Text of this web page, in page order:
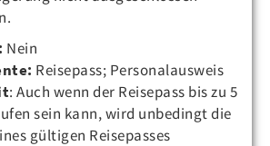
Nein
Reisepass; Personalausweis
: Auch wenn der Reisepass bis zu 5
sein kann, wird unbedingt die
gültigen Reisepasses